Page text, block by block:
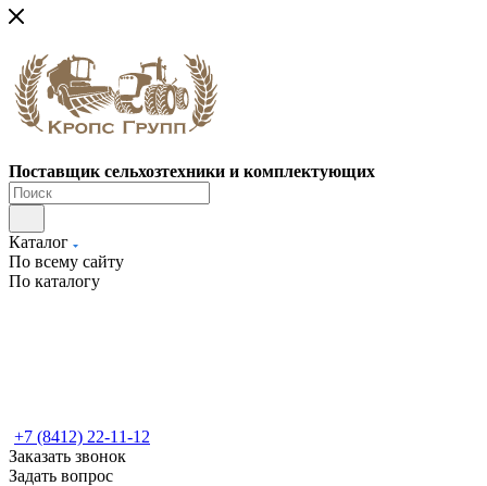
Поставщик сельхозтехники и комплектующих
Каталог
По всему сайту
По каталогу
+7 (8412) 22-11-12
Заказать звонок
Задать вопрос